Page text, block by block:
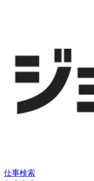
仕事検索